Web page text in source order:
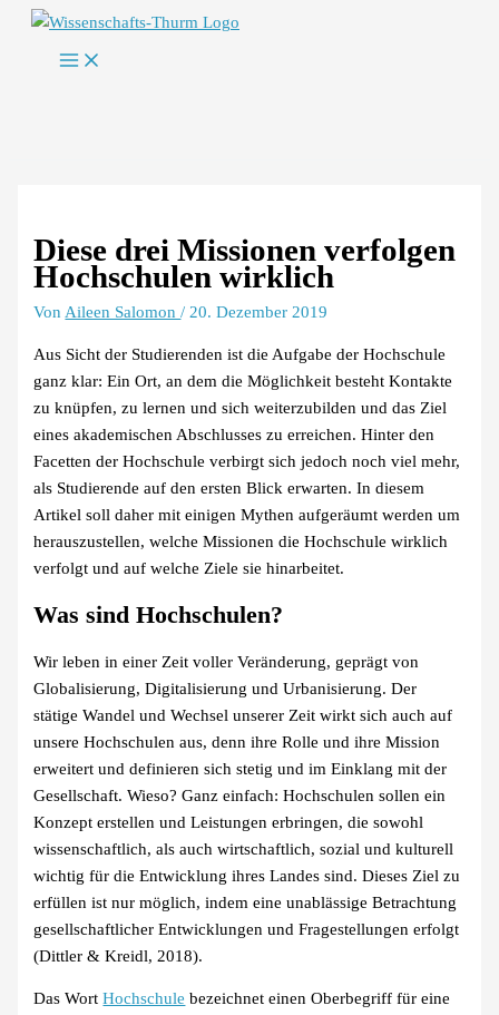
Zum
Diese drei Missionen verfolgen
Hochschulen wirklich
Von Aileen Salomon/ 20. Dezember 2019
Aus Sicht der Studierenden ist die Aufgabe der Hochschule
ganz klar: Ein Ort, an dem die Möglichkeit besteht Kontakte
zu knüpfen, zu lernen und sich weiterzubilden und das Ziel
eines akademischen Abschlusses zu erreichen. Hinter den
Facetten der Hochschule verbirgt sich jedoch noch viel mehr,
als Studierende auf den ersten Blick erwarten. In diesem
Artikel soll daher mit einigen Mythen aufgeräumt werden um
herauszustellen, welche Missionen die Hochschule wirklich
verfolgt und auf welche Ziele sie hinarbeitet.
Was sind Hochschulen?
Wir leben in einer Zeit voller Veränderung, geprägt von
Globalisierung, Digitalisierung und Urbanisierung. Der
stätige Wandel und Wechsel unserer Zeit wirkt sich auch auf
unsere Hochschulen aus, denn ihre Rolle und ihre Mission
erweitert und definieren sich stetig und im Einklang mit der
Gesellschaft. Wieso? Ganz einfach: Hochschulen sollen ein
Konzept erstellen und Leistungen erbringen, die sowohl
wissenschaftlich, als auch wirtschaftlich, sozial und kulturell
wichtig für die Entwicklung ihres Landes sind. Dieses Ziel zu
erfüllen ist nur möglich, indem eine unablässige Betrachtung
gesellschaftlicher Entwicklungen und Fragestellungen erfolgt
(Dittler & Kreidl, 2018).
Das WortHochschule bezeichnet einen Oberbegriff für eine